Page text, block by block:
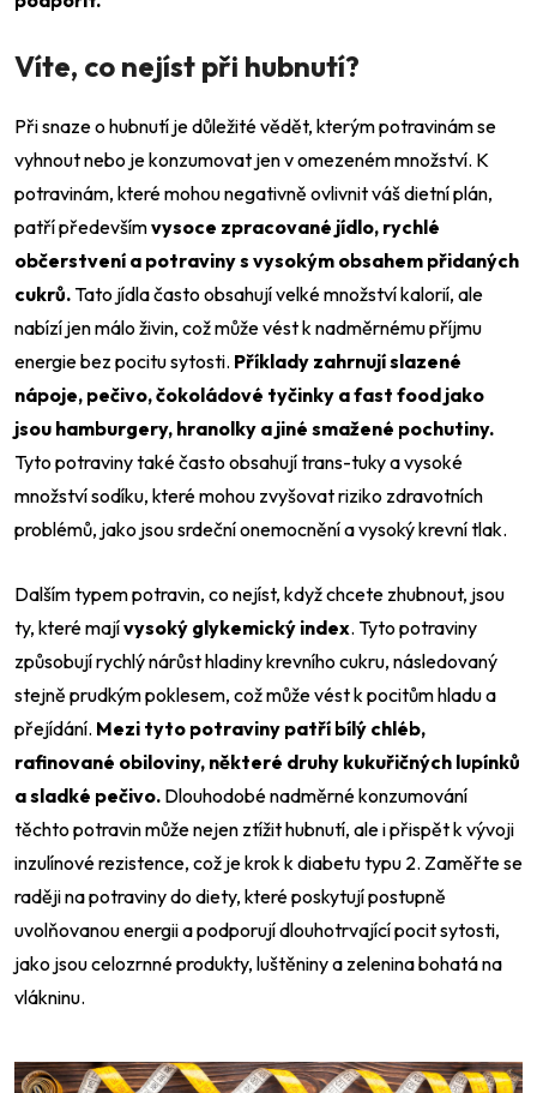
Víte, co nejíst při hubnutí?
Při snaze o hubnutí je důležité vědět, kterým potravinám se
vyhnout nebo je konzumovat jen v omezeném množství. K
potravinám, které mohou negativně ovlivnit váš dietní plán,
patří předevšímvysoce zpracované jídlo, rychlé
občerstvení a potraviny s vysokým obsahem přidaných
cukrů.Tato jídla často obsahují velké množství kalorií, ale
nabízí jen málo živin, což může vést k nadměrnému příjmu
energie bez pocitu sytosti. Příklady zahrnují slazené
nápoje, pečivo, čokoládové tyčinky a fast food jako
jsou hamburgery, hranolky a jiné smažené pochutiny.
Tyto potraviny také často obsahují trans-tuky a vysoké
množství sodíku, které mohou zvyšovat riziko zdravotních
problémů, jako jsou srdeční onemocnění a vysoký krevní tlak.
Dalším typem potravin, co nejíst, když chcete zhubnout, jsou
ty, které majívysoký glykemický index. Tyto potraviny
způsobují rychlý nárůst hladiny krevního cukru, následovaný
stejně prudkým poklesem, což může vést k pocitům hladu a
přejídání. Mezi tyto potraviny patří bílý chléb,
rafinované obiloviny, některé druhy kukuřičných lupínků
a sladké pečivo. Dlouhodobé nadměrné konzumování
těchto potravin může nejen ztížit hubnutí, ale i přispět k vývoji
inzulínové rezistence, což je krok k diabetu typu 2. Zaměřte se
raději na potraviny do diety, které poskytují postupně
uvolňovanou energii a podporují dlouhotrvající pocit sytosti,
jako jsou celozrnné produkty, luštěniny a zelenina bohatá na
vlákninu.